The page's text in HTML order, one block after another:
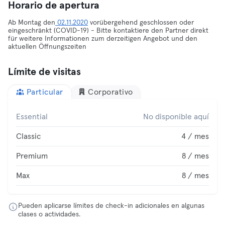
Horario de apertura
Ab Montag den 02.11.2020 vorübergehend geschlossen oder
eingeschränkt (COVID-19) - Bitte kontaktiere den Partner direkt
für weitere Informationen zum derzeitigen Angebot und den
aktuellen Öffnungszeiten
Límite de visitas
Particular Corporativo
Essential No disponible aquí
Classic 4 / mes
Premium 8 / mes
Max 8 / mes
Pueden aplicarse límites de check-in adicionales en algunas
clases o actividades.